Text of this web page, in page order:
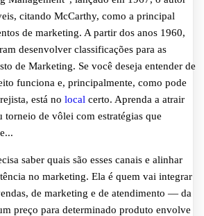
citando McCarthy, como a principal
de marketing. A partir dos anos 1960,
desenvolver classificações para as
de Marketing. Se você deseja entender de
funciona e, principalmente, como pode
está no local certo. Aprenda a atrair
torneio de vôlei com estratégias que
saber quais são esses canais e alinhar
no marketing. Ela é quem vai integrar
de marketing e de atendimento — da
preço para determinado produto envolve